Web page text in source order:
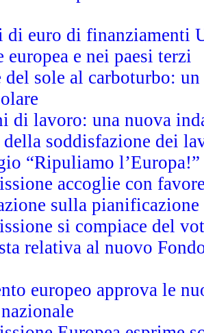
di euro di finanziamenti
europea e nei paesi terzi
del sole al carboturbo:
di lavoro: una nuova
soddisfazione dei
“Ripuliamo l’Europa!”
accoglie con
sulla
si compiace del
relativa al nuovo
europeo approva le